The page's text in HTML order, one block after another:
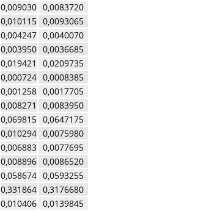
0,009030 0,0083720
0,010115 0,0093065
0,004247 0,0040070
0,003950 0,0036685
0,019421
0,0209735
0,000724 0,0008385
0,001258 0,0017705
0,008271
0,0083950
0,069815 0,0647175
0,010294 0,0075980
0,006883 0,0077695
0,008896 0,0086520
0,058674 0,0593255
0,331864 0,3176680
0,010406 0,0139845